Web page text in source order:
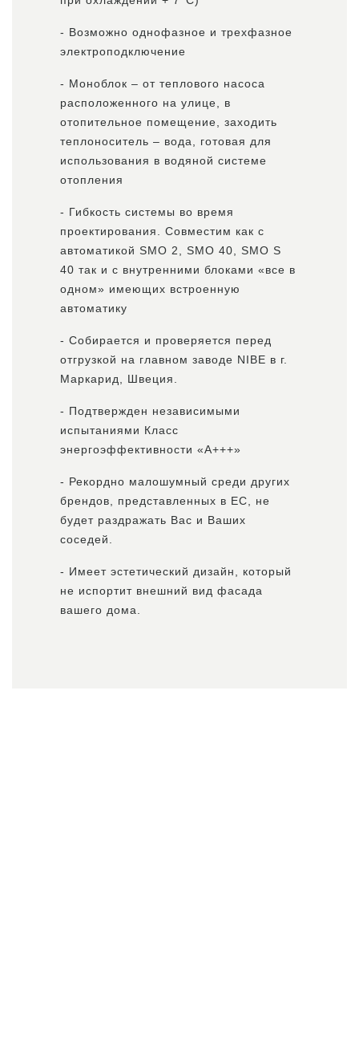
- Возможно однофазное и трехфазное
электроподключение
- Моноблок – от теплового насоса
расположенного на улице, в
отопительное помещение, заходить
теплоноситель – вода, готовая для
использования в водяной системе
отопления
- Гибкость системы во время
проектирования. Совместим как с
автоматикой SMO 2, SMO 40, SMO S
40 так и с внутренними блоками «все в
одном» имеющих встроенную
автоматику
- Собирается и проверяется перед
отгрузкой на главном заводе NIBE в г.
Маркарид, Швеция.
- Подтвержден независимыми
испытаниями Класс
энергоэффективности «А+++»
- Рекордно малошумный среди других
брендов, представленных в ЕС, не
будет раздражать Вас и Ваших
соседей.
- Имеет эстетический дизайн, который
не испортит внешний вид фасада
вашего дома.